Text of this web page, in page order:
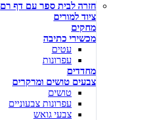
חזרה לבית ספר עם דף רם
ציוד למורים
מחקים
מכשירי כתיבה
עטים
עפרונות
מחדדים
צבעים טושים ומרקרים
טושים
עפרונות צבעוניים
צבעי גואש